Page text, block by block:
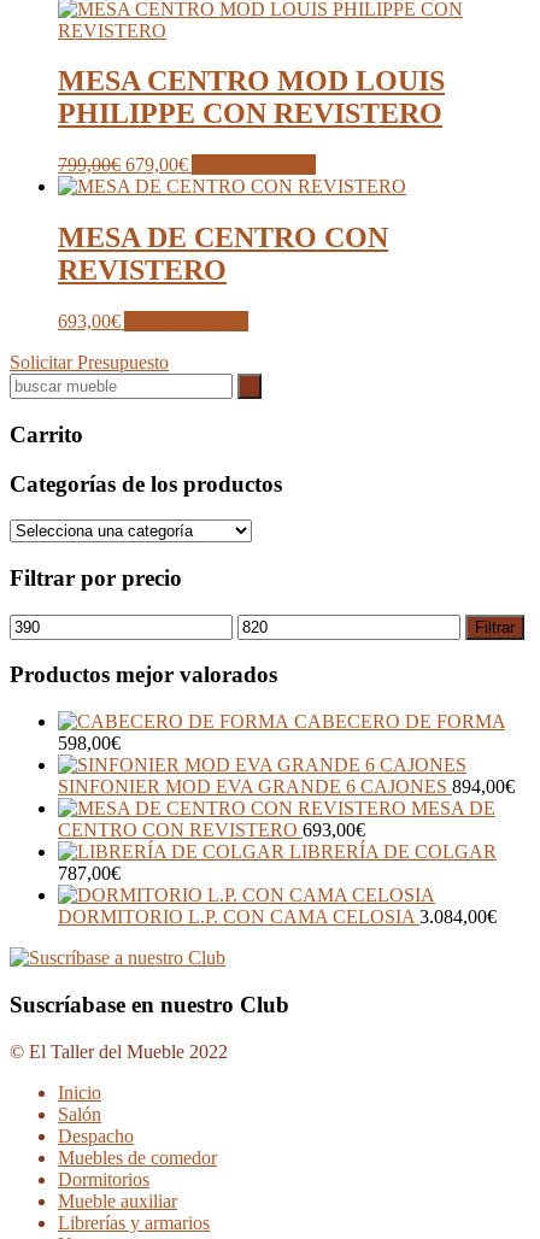
MESA CENTRO MOD LOUIS
PHILIPPE CON REVISTERO
799,00€ El
precio
era:
799,00€.
679,00€El
precio
es:
679,00€.
MESA DE CENTRO CON
REVISTERO
693,00€
Solicitar Presupuesto
Carrito
Categorías de los productos
Filtrar por precio
Precio
mínimo
Precio
máximo
Filtrar
Productos mejor valorados
CABECERO DE FORMA
598,00€
SINFONIER MOD EVA GRANDE 6 CAJONES 894,00€
MESA DE
CENTRO CON REVISTERO 693,00€
LIBRERÍA DE COLGAR
787,00€
DORMITORIO L.P. CON CAMA CELOSIA 3.084,00€
Suscríabase en nuestro Club
© El Taller del Mueble 2022
Inicio
Salón
Despacho
Muebles de comedor
Dormitorios
Mueble auxiliar
Librerías y armarios